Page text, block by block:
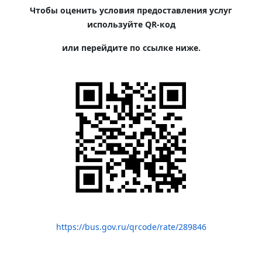
Чтобы оценить условия предоставления услуг
используйте QR-код
или перейдите по ссылке ниже.
https://bus.gov.ru/qrcode/rate/289846